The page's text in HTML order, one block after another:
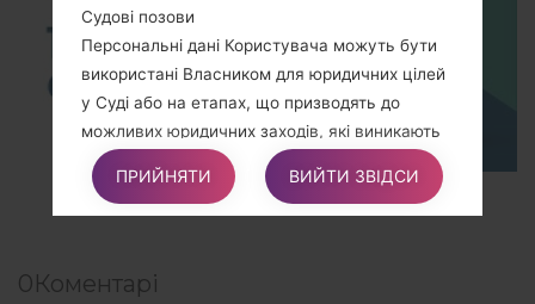
TOP 5 SECRET CODES for LG!
0Коментарі
Судові позови
Персональні дані Користувача можуть бути
використані Власником для юридичних цілей
у Суді або на етапах, що призводять до
можливих юридичних заходів, які виникають
внаслідок неправильного використання
цього Додатку або пов’язаних Сервісів.
проінформований про те, що Власника може
ПРИЙНЯТИ ВИЙТИ ЗВІДСИ